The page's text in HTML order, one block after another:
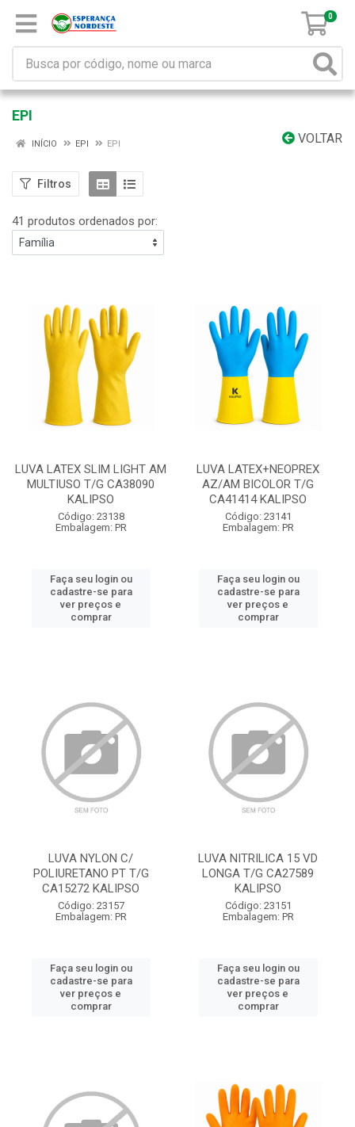
0
EPI
VOLTAR
INÍCIO EPI EPI
Filtros
41 produtos ordenados por:
LUVA LATEX SLIM LIGHT AM
MULTIUSO T/G CA38090
KALIPSO
Código: 23138
Embalagem: PR
Faça seu login ou
cadastre-se para
ver preços e
comprar
LUVA LATEX+NEOPREX
AZ/AM BICOLOR T/G
CA41414 KALIPSO
Código: 23141
Embalagem: PR
Faça seu login ou
cadastre-se para
ver preços e
comprar
LUVA NYLON C/
POLIURETANO PT T/G
CA15272 KALIPSO
Código: 23157
Embalagem: PR
Faça seu login ou
cadastre-se para
ver preços e
comprar
LUVA NITRILICA 15 VD
LONGA T/G CA27589
KALIPSO
Código: 23151
Embalagem: PR
Faça seu login ou
cadastre-se para
ver preços e
comprar